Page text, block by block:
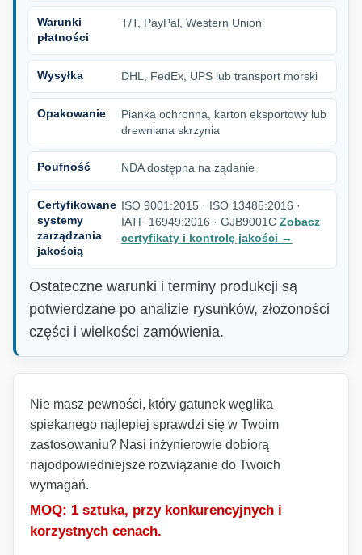
Warunki
płatności
T/T, PayPal, Western Union
Wysyłka DHL, FedEx, UPS lub transport morski
Opakowanie
Pianka ochronna, karton eksportowy lub
drewniana skrzynia
Poufność NDA dostępna na żądanie
Certyfikowane
systemy
zarządzania
jakością
ISO 9001:2015 · ISO 13485:2016 ·
IATF 16949:2016 · GJB9001C Zobacz
certyfikaty i kontrolę jakości →
Ostateczne warunki i terminy produkcji są
potwierdzane po analizie rysunków, złożoności
części i wielkości zamówienia.
Nie masz pewności, który gatunek węglika
spiekanego najlepiej sprawdzi się w Twoim
zastosowaniu? Nasi inżynierowie dobiorą
najodpowiedniejsze rozwiązanie do Twoich
wymagań.
MOQ: 1 sztuka, przy konkurencyjnych i
korzystnych cenach.